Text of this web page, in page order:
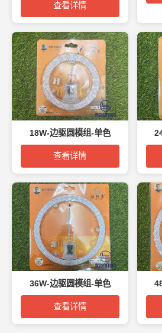
查看详情
18W-边驱圆模组-单色
查看详情
36W-边驱圆模组-单色
查看详情